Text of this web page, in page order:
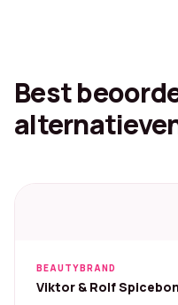
Best
BEAUTYBRAND
Viktor & Rolf